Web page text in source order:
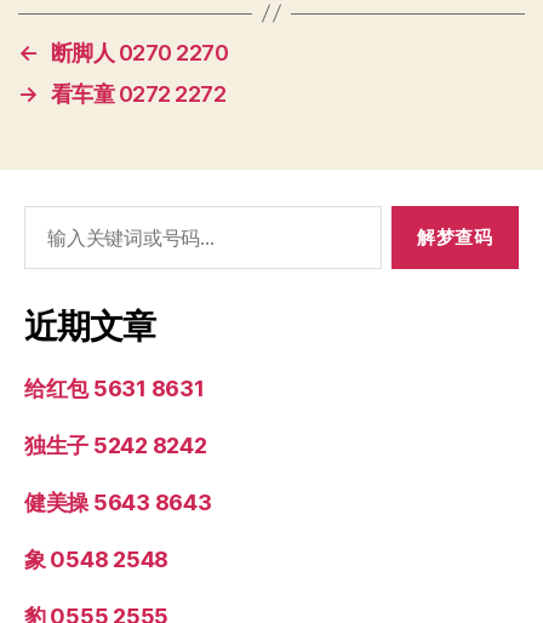
←
断脚人 0270 2270
→ 看车童 0272 2272
索：
近期文章
给红包 5631 8631
独生子 5242 8242
健美操 5643 8643
象 0548 2548
豹 0555 2555